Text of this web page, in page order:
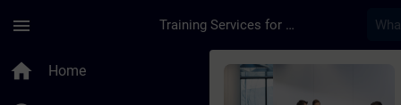
menu Training Services for Digital Industries
home Home Course -